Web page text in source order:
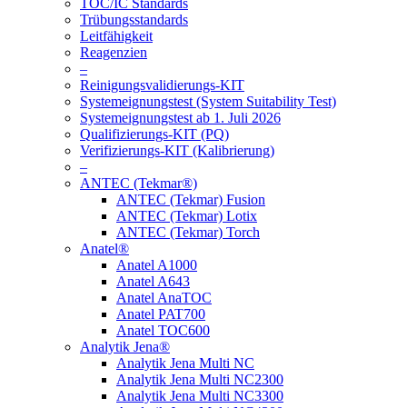
TOC/IC Standards
Trübungsstandards
Leitfähigkeit
Reagenzien
–
Reinigungsvalidierungs-KIT
Systemeignungstest (System Suitability Test)
Systemeignungstest ab 1. Juli 2026
Qualifizierungs-KIT (PQ)
Verifizierungs-KIT (Kalibrierung)
–
ANTEC (Tekmar®)
ANTEC (Tekmar) Fusion
ANTEC (Tekmar) Lotix
ANTEC (Tekmar) Torch
Anatel®
Anatel A1000
Anatel A643
Anatel AnaTOC
Anatel PAT700
Anatel TOC600
Analytik Jena®
Analytik Jena Multi NC
Analytik Jena Multi NC2300
Analytik Jena Multi NC3300